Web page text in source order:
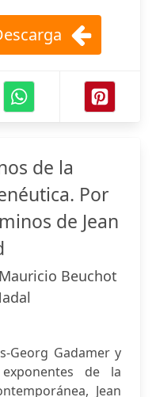
de la
Por
de Jean
Mauricio Beuchot
Georg Gadamer y
de la
Jean